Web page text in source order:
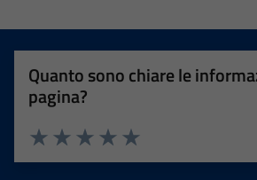
Quanto sono chiare le
pagina?
Valuta 5 stelle su 5
Valuta 4 stelle su 5
Valuta 3 stelle su 5
Valuta 2 stelle su 5
Valuta 1 stelle su 5